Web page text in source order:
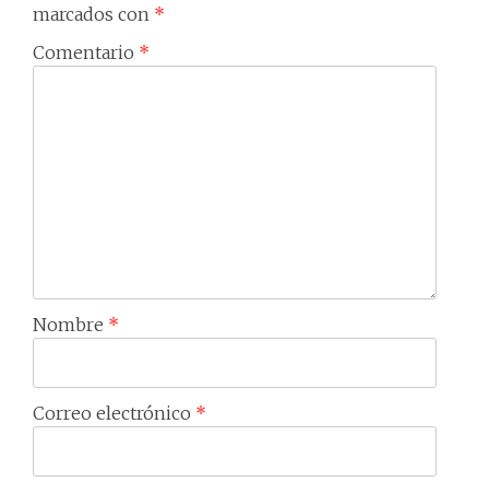
marcados con *
Comentario *
Nombre *
Correo electrónico *